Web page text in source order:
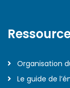
Organisation
Le guide de